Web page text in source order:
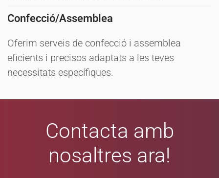
Confecció/Assemblea
Oferim serveis de confecció i assemblea
eficients i precisos adaptats a les teves
necessitats específiques.
Contacta amb
nosaltres ara!